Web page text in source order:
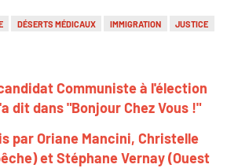
DÉSERTS MÉDICAUX IMMIGRATION
JUSTICE
Communiste à l'élection
dit dans "Bonjour Chez Vous !"
par Oriane Mancini, Christelle
et Stéphane Vernay (Ouest